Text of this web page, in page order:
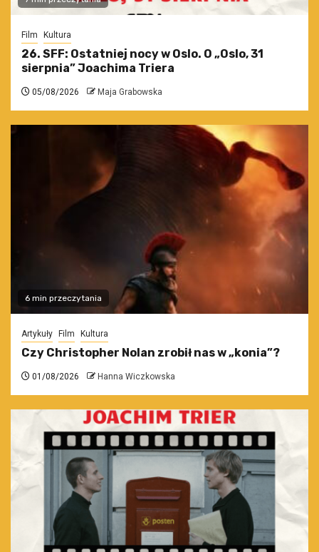
Film Kultura
26. SFF: Ostatniej nocy w Oslo. O „Oslo, 31
sierpnia” Joachima Triera
05/08/2026 Maja Grabowska
6 min przeczytania
Artykuły Film Kultura
Czy Christopher Nolan zrobił nas w „konia”?
01/08/2026 Hanna Wiczkowska